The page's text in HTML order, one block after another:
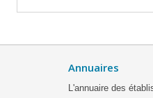
Annuaires
L'annuaire des